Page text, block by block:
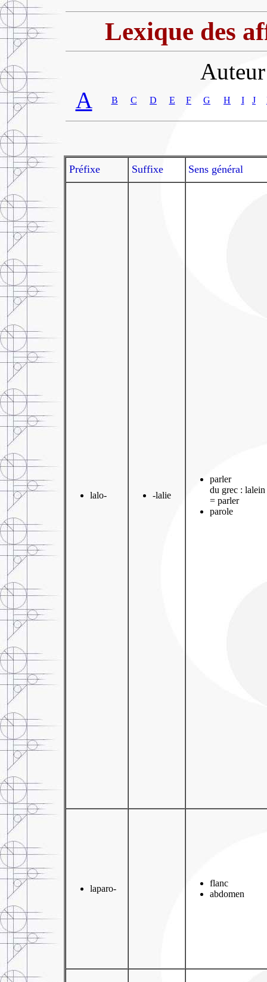
Lexique des
A
B C D E F G H I J
Préfixe Suffixe Sens général
lalo- -lalie
parler
du grec : lalein
= parler
parole
laparo-
flanc
abdomen